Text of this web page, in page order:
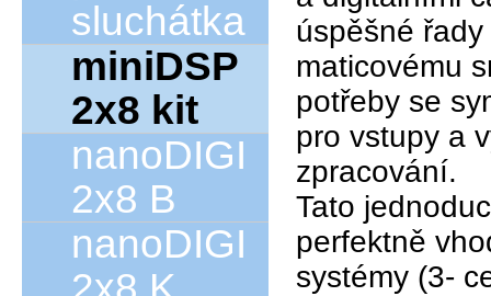
sluchátka
miniDSP
2x8 kit
nanoDIGI
2x8 B
nanoDIGI
úspěšné
maticovému
potřeby se
pro vstupy a
zpracování.
Tato
perfektně
systémy (3-